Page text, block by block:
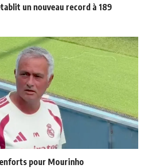
un nouveau record à 189
pour Mourinho